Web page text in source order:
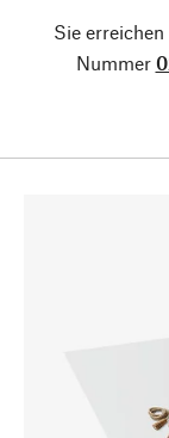
Sie
Nummer